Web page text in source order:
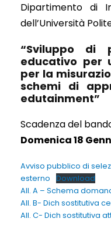
Dipartimento di
dell’Università
“Sviluppo di
educativo per
per la
schemi di
edutainment”
Scadenza del
Domenica 18
Avviso pubblico di
esterno
Download
All. A – Schema
All. B- Dich sostitutiva
All. C- Dich sostitutiva